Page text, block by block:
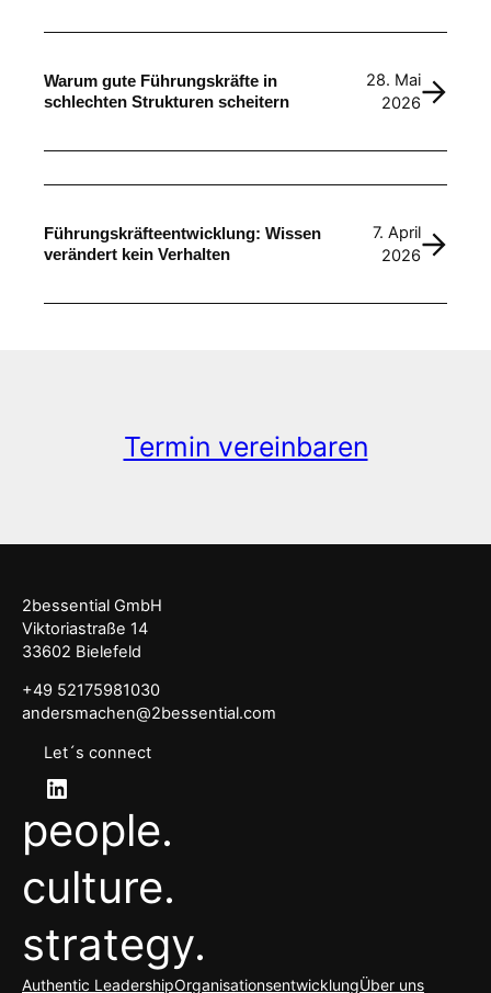
Warum gute Führungskräfte in
schlechten Strukturen scheitern
28. Mai
2026
Führungskräfteentwicklung: Wissen
verändert kein Verhalten
7. April
2026
Termin vereinbaren
2bessential GmbH
Viktoriastraße 14
33602 Bielefeld
+49 52175981030
andersmachen@2bessential.com
Let´s connect
LinkedIn
people.
culture.
strategy.
Authentic LeadershipOrganisationsentwicklungÜber uns